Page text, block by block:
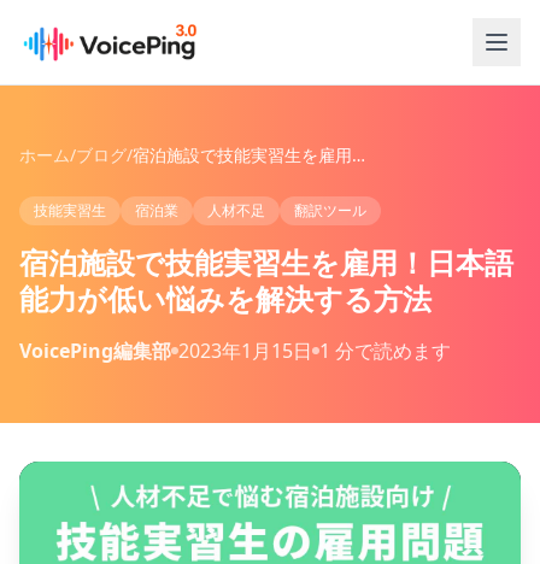
ホーム/ブログ/ 宿泊施設で技能実習生を雇用！日本語能力が低い悩みを解決する方法
技能実習生 宿泊業 人材不足 翻訳ツール
宿泊施設で技能実習生を雇用！日本語
能力が低い悩みを解決する方法
VoicePing編集部 2023年1月15日 1 分で読めます